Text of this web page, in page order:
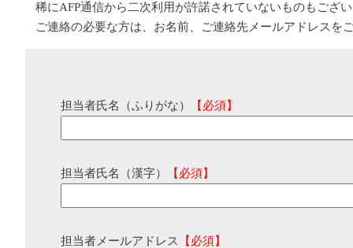
稀にAFP通信から二次利用が許諾されていないものもござ
ご連絡の必要な方は、お名前、ご連絡先メールアドレスを
担当者氏名（ふりがな） 【必須】
担当者氏名（漢字） 【必須】
担当者メールアドレス 【必須】